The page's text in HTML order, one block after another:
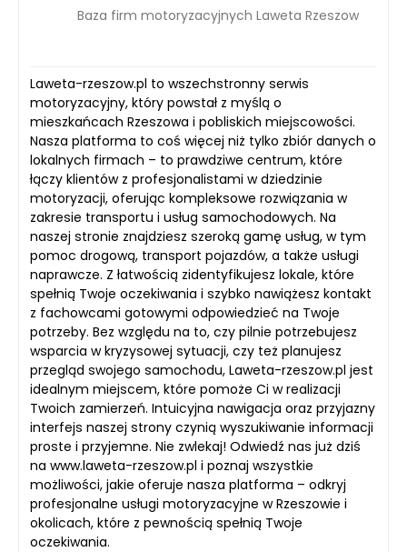
Baza firm motoryzacyjnych Laweta Rzeszow
Laweta-rzeszow.pl to wszechstronny serwis
motoryzacyjny, który powstał z myślą o
mieszkańcach Rzeszowa i pobliskich miejscowości.
Nasza platforma to coś więcej niż tylko zbiór danych o
lokalnych firmach – to prawdziwe centrum, które
łączy klientów z profesjonalistami w dziedzinie
motoryzacji, oferując kompleksowe rozwiązania w
zakresie transportu i usług samochodowych. Na
naszej stronie znajdziesz szeroką gamę usług, w tym
pomoc drogową, transport pojazdów, a także usługi
naprawcze. Z łatwością zidentyfikujesz lokale, które
spełnią Twoje oczekiwania i szybko nawiążesz kontakt
z fachowcami gotowymi odpowiedzieć na Twoje
potrzeby. Bez względu na to, czy pilnie potrzebujesz
wsparcia w kryzysowej sytuacji, czy też planujesz
przegląd swojego samochodu, Laweta-rzeszow.pl jest
idealnym miejscem, które pomoże Ci w realizacji
Twoich zamierzeń. Intuicyjna nawigacja oraz przyjazny
interfejs naszej strony czynią wyszukiwanie informacji
proste i przyjemne. Nie zwlekaj! Odwiedź nas już dziś
na www.laweta-rzeszow.pl i poznaj wszystkie
możliwości, jakie oferuje nasza platforma – odkryj
profesjonalne usługi motoryzacyjne w Rzeszowie i
okolicach, które z pewnością spełnią Twoje
oczekiwania.